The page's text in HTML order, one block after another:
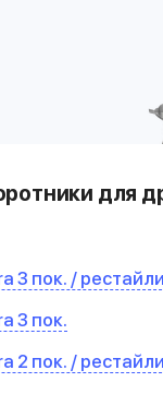
для
3 пок. /
3 пок.
2 пок. /